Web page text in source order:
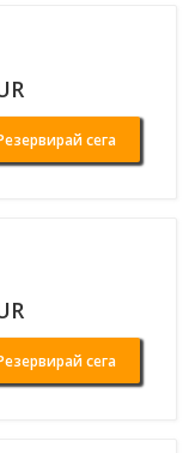
сега
сега